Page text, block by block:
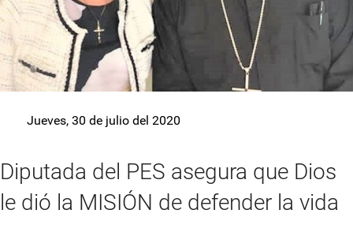
Jueves, 30 de julio del 2020
Diputada del PES asegura que Dios
le dió la MISIÓN de defender la vida